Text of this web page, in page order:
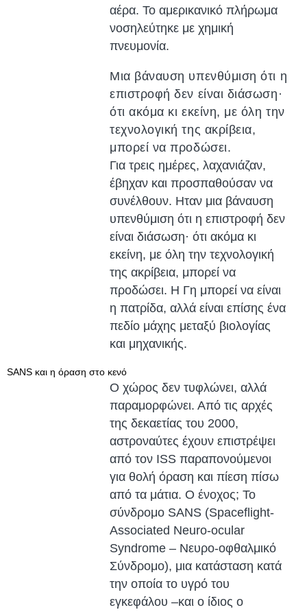
αέρα. Το αμερικανικό πλήρωμα
νοσηλεύτηκε με χημική
πνευμονία.
Μια βάναυση υπενθύμιση ότι η
επιστροφή δεν είναι διάσωση·
ότι ακόμα κι εκείνη, με όλη την
τεχνολογική της ακρίβεια,
μπορεί να προδώσει.
Για τρεις ημέρες, λαχανιάζαν,
έβηχαν και προσπαθούσαν να
συνέλθουν. Ηταν μια βάναυση
υπενθύμιση ότι η επιστροφή δεν
είναι διάσωση· ότι ακόμα κι
εκείνη, με όλη την τεχνολογική
της ακρίβεια, μπορεί να
προδώσει. Η Γη μπορεί να είναι
η πατρίδα, αλλά είναι επίσης ένα
πεδίο μάχης μεταξύ βιολογίας
και μηχανικής.
SANS και η όραση στο κενό
Ο χώρος δεν τυφλώνει, αλλά
παραμορφώνει. Από τις αρχές
της δεκαετίας του 2000,
αστροναύτες έχουν επιστρέψει
από τον ISS παραπονούμενοι
για θολή όραση και πίεση πίσω
από τα μάτια. Ο ένοχος; Το
σύνδρομο SANS (Spaceflight-
Associated Neuro-ocular
Syndrome – Νευρο-οφθαλμικό
Σύνδρομο), μια κατάσταση κατά
την οποία το υγρό του
εγκεφάλου –και ο ίδιος ο